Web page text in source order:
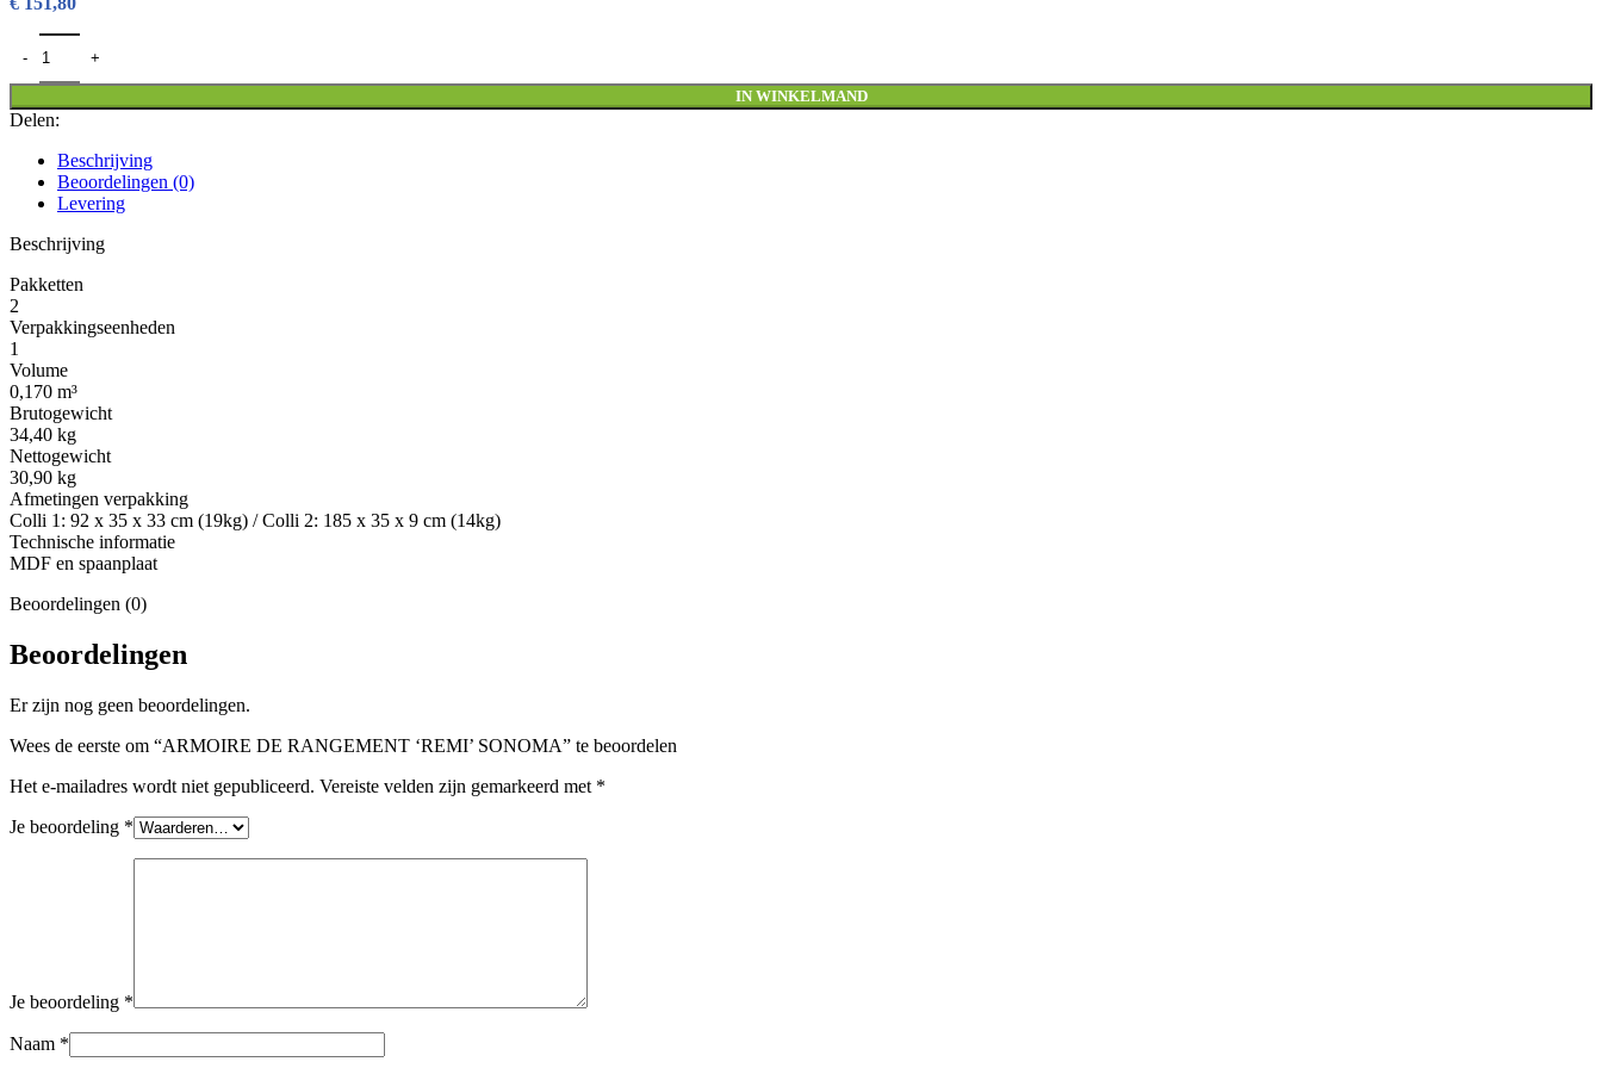
ARMOIRE DE RANGEMENT 'REMI' SONOMA aantal
IN WINKELMAND
Delen:
Beschrijving
Beoordelingen (0)
Levering
Beschrijving
Pakketten
2
Verpakkingseenheden
1
Volume
0,170 m³
Brutogewicht
34,40 kg
Nettogewicht
30,90 kg
Afmetingen verpakking
Colli 1: 92 x 35 x 33 cm (19kg) / Colli 2: 185 x 35 x 9 cm (14kg)
Technische informatie
MDF en spaanplaat
Beoordelingen (0)
Beoordelingen
Er zijn nog geen beoordelingen.
Wees de eerste om “ARMOIRE DE RANGEMENT ‘REMI’ SONOMA” te beoordelen
Het e-mailadres wordt niet gepubliceerd. Vereiste velden zijn gemarkeerd met *
Je beoordeling *
Je beoordeling *
Naam *